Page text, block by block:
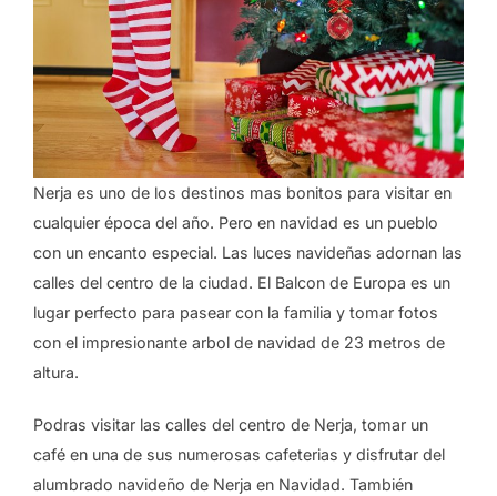
Nerja es uno de los destinos mas bonitos para visitar en
cualquier época del año. Pero en navidad es un pueblo
con un encanto especial. Las luces navideñas adornan las
calles del centro de la ciudad. El Balcon de Europa es un
lugar perfecto para pasear con la familia y tomar fotos
con el impresionante arbol de navidad de 23 metros de
altura.
Podras visitar las calles del centro de Nerja, tomar un
café en una de sus numerosas cafeterias y disfrutar del
alumbrado navideño de Nerja en Navidad. También